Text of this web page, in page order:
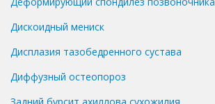
Дискоидный мениск
Дисплазия тазобедренного сустава
Диффузный остеопороз